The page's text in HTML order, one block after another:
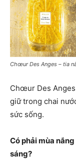
Chœur Des Anges – tia
Chœur Des
giữ trong chai
sức sống.
Có phải mùa
sáng?